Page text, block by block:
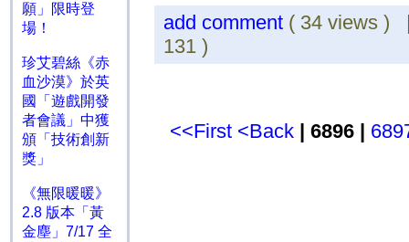
願」限時登
場！
珍艾碧絲《赤
血沙漠》於英
國「遊戲開發
者會議」中獲
頒「技術創新
獎」
《無限暖暖》
2.8 版本「黃
金塵」7/17 全
add comment ( 34 views
131 )
<<First <Back | 6896 |